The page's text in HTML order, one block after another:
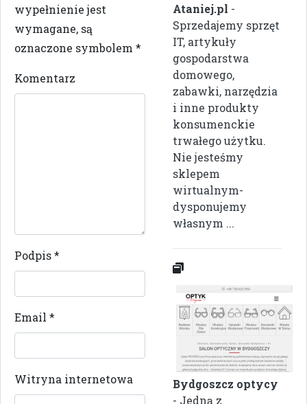
wypełnienie jest
wymagane, są
oznaczone symbolem *
Komentarz
Podpis*
Email *
Witryna internetowa
Ataniej.pl -
Sprzedajemy sprzęt
IT, artykuły
gospodarstwa
domowego,
zabawki, narzędzia
i inne produkty
konsumenckie
trwałego użytku.
Nie jesteśmy
sklepem
wirtualnym-
dysponujemy
własnym ...
Bydgoszcz optycy
- Jedną z